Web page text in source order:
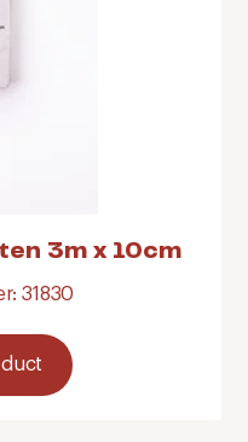
3m x 10cm
31830